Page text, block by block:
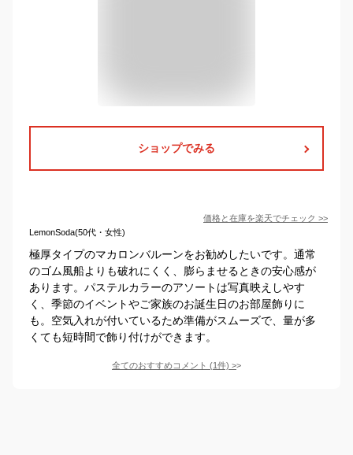
ショップでみる
価格と在庫を楽天でチェック >>
LemonSoda(50代・女性)
極厚タイプのマカロンバルーンをお勧めしたいです。通常
のゴム風船よりも破れにくく、膨らませるときの安心感が
あります。パステルカラーのアソートは写真映えしやす
く、季節のイベントやご家族のお誕生日のお部屋飾りに
も。空気入れが付いているため準備がスムーズで、量が多
くても短時間で飾り付けができます。
全てのおすすめコメント (1件) >